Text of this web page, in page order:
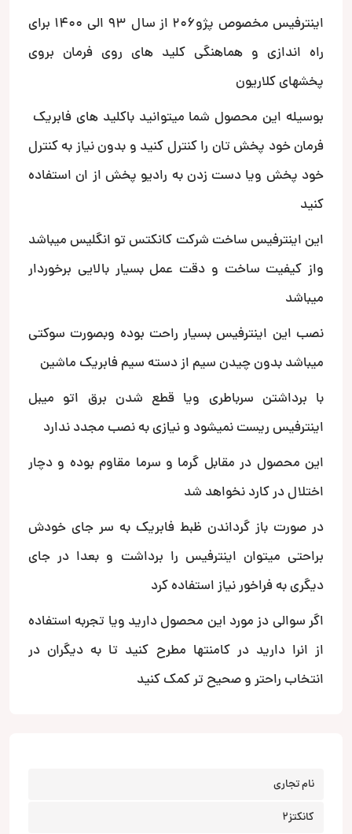
اینترفیس مخصوص پژو206 از سال 93 الی 1400 برای
راه اندازی و هماهنگی کلید های روی فرمان بروی
پخشهای کلاریون
بوسیله این محصول شما میتوانید باکلید های فابریک
فرمان خود پخش تان را کنترل کنید و بدون نیاز به کنترل
خود پخش ویا دست زدن به رادیو پخش از ان استفاده
کنید
این اینترفیس ساخت شرکت کانکتس تو انگلیس میباشد
واز کیفیت ساخت و دقت عمل بسیار بالایی برخوردار
میباشد
نصب این اینترفیس بسیار راحت بوده وبصورت سوکتی
میباشد بدون چیدن سیم از دسته سیم فابریک ماشین
با برداشتن سرباطری ویا قطع شدن برق اتو میبل
اینترفیس ریست نمیشود و نیازی به نصب مجدد ندارد
این محصول در مقابل گرما و سرما مقاوم بوده و دچار
اختلال در کارد نخواهد شد
در صورت باز گرداندن ظبط فابریک به سر جای خودش
براحتی میتوان اینترفیس را برداشت و بعدا در جای
دیگری به فراخور نیاز استفاده کرد
اگر سوالی دز مورد این محصول دارید ویا تجربه استفاده
از انرا دارید در کامنتها مطرح کنید تا به دیگران در
انتخاب راحتر و صحیح تر کمک کنید
نام تجاری
کانکتز2